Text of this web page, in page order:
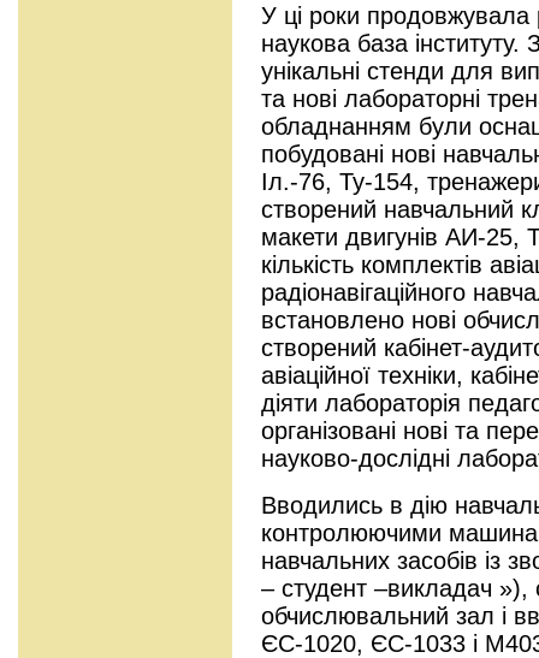
У ці роки продовжувала
наукова база
унікальні стенди для
та нові лабораторні
обладнанням були
побудовані нові
Іл.-76, Ту-154,
створений навчальний
макети двигунів АИ-25,
кількість комплектів
радіонавігаційного
встановлено нові
створений кабінет-
авіаційної техніки,
діяти лабораторія
організовані нові та
науково-дослідні
Вводились в дію
контролюючими
навчальних засобів із
– студент –викладач »),
обчислювальний зал і
ЄС-1020, ЄС-1033 і